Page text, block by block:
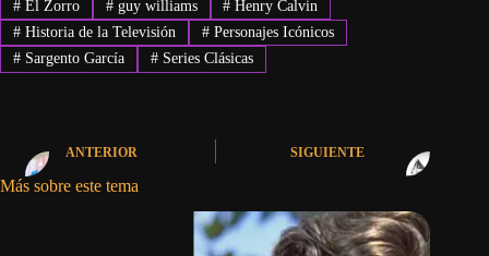
#El Zorro #guy williams # Henry Calvin
#Historia de la Televisión #Personajes Icónicos
#Sargento García #Series Clásicas
ANTERIOR SIGUIENTE
Más sobre este tema